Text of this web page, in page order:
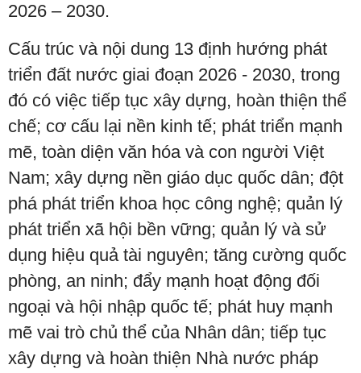
2026 – 2030.
Cấu trúc và nội dung 13 định hướng phát
triển đất nước giai đoạn 2026 - 2030, trong
đó có việc tiếp tục xây dựng, hoàn thiện thể
chế; cơ cấu lại nền kinh tế; phát triển mạnh
mẽ, toàn diện văn hóa và con người Việt
Nam; xây dựng nền giáo dục quốc dân; đột
phá phát triển khoa học công nghệ; quản lý
phát triển xã hội bền vững; quản lý và sử
dụng hiệu quả tài nguyên; tăng cường quốc
phòng, an ninh; đẩy mạnh hoạt động đối
ngoại và hội nhập quốc tế; phát huy mạnh
mẽ vai trò chủ thể của Nhân dân; tiếp tục
xây dựng và hoàn thiện Nhà nước pháp